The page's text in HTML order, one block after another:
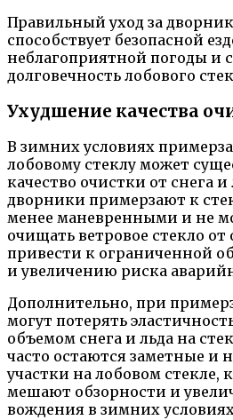
Правильный уход за
способствует безопасной
неблагоприятной погоды и
долговечность лобового
Ухудшение качества
В зимних условиях
лобовому стеклу может
качество очистки от снега и
дворники примерзают к
менее маневренными и не
очищать ветровое стекло от
привести к ограниченной
и увеличению риска
Дополнительно, при
могут потерять
объемом снега и льда на
часто остаются заметные и
участки на лобовом стекле,
мешают обзорности и
вождения в зимних